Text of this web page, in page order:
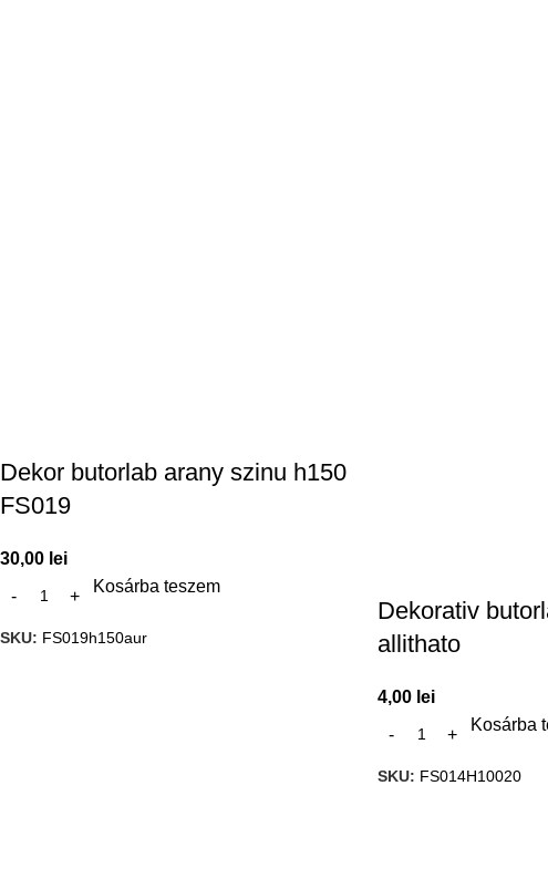
Dekor butorlab arany szinu h150
FS019
30,00 lei
Kosárba teszem
SKU: FS019h150aur
Dekorativ
allithato
4,00 lei
Kosárba
SKU: FS014H10020